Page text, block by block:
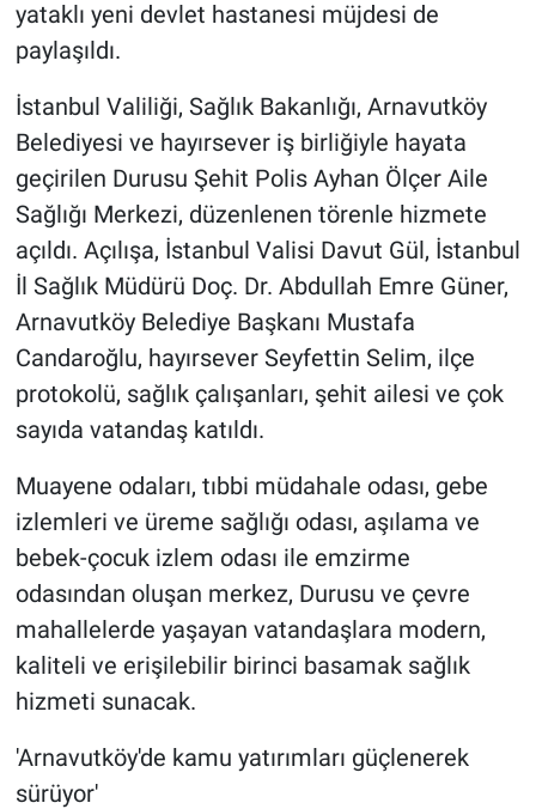
yataklı yeni devlet hastanesi müjdesi de
paylaşıldı.
İstanbul Valiliği, Sağlık Bakanlığı, Arnavutköy
Belediyesi ve hayırsever iş birliğiyle hayata
geçirilen Durusu Şehit Polis Ayhan Ölçer Aile
Sağlığı Merkezi, düzenlenen törenle hizmete
açıldı. Açılışa, İstanbul Valisi Davut Gül, İstanbul
İl Sağlık Müdürü Doç. Dr. Abdullah Emre Güner,
Arnavutköy Belediye Başkanı Mustafa
Candaroğlu, hayırsever Seyfettin Selim, ilçe
protokolü, sağlık çalışanları, şehit ailesi ve çok
sayıda vatandaş katıldı.
Muayene odaları, tıbbi müdahale odası, gebe
izlemleri ve üreme sağlığı odası, aşılama ve
bebek-çocuk izlem odası ile emzirme
odasından oluşan merkez, Durusu ve çevre
mahallelerde yaşayan vatandaşlara modern,
kaliteli ve erişilebilir birinci basamak sağlık
hizmeti sunacak.
'Arnavutköy'de kamu yatırımları güçlenerek
sürüyor'